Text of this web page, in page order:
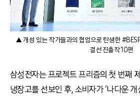
▲ 개성 있는 작가들과의 협업으로 탄생한
결선 진출작 10편
삼성전자는 프로젝트 프리즘의 첫 번째
냉장고를 선보인 후, 소비자가 ‘나다운 개